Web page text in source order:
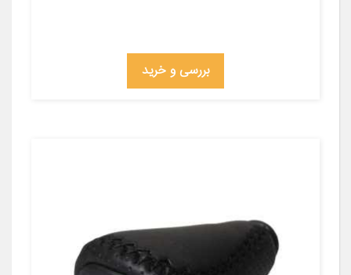
بررسی و خرید